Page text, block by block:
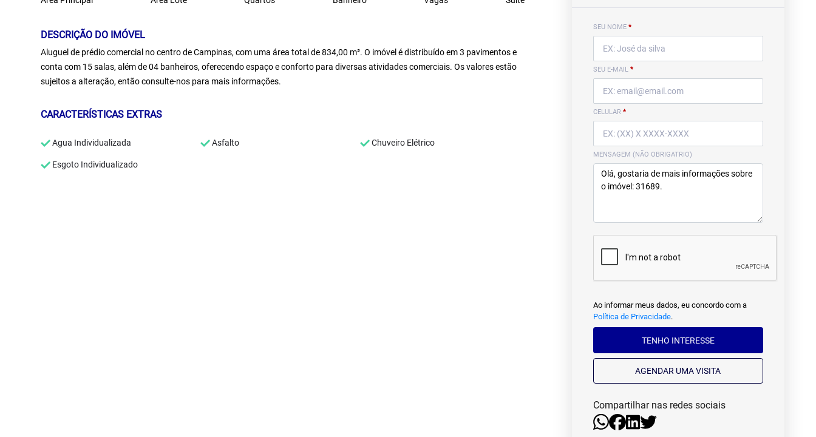
DESCRIÇÃO DO IMÓVEL
Aluguel de prédio comercial no centro de Campinas, com uma área total de 834,00 m². O imóvel é distribuído em 3 pavimentos e
conta com 15 salas, além de 04 banheiros, oferecendo espaço e conforto para diversas atividades comerciais. Os valores estão
sujeitos a alteração, então consulte-nos para mais informações.
CARACTERÍSTICAS EXTRAS
Agua Individualizada Asfalto Chuveiro Elétrico
Esgoto Individualizado
SEU NOME *
SEU E-MAIL *
CELULAR *
MENSAGEM (NÃO OBRIGATRIO)
Ao informar meus dados, eu concordo com a
Política de Privacidade.
TENHO INTERESSE
AGENDAR UMA VISITA
Compartilhar nas redes sociais